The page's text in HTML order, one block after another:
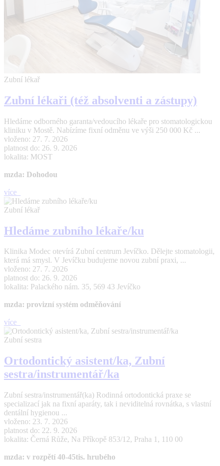
Zubní lékař
Zubní lékaři (též absolventi a zástupy)
Hledáme odborného garanta/vedoucího lékaře pro stomatologickou
kliniku v Mostě. Nabízíme fixní odměnu ve výši 250 000 Kč ...
vloženo: 27. 7. 2026
platnost do: 26. 9. 2026
lokalita: MOST
mzda: Dohodou
více
Zubní lékař
Hledáme zubního lékaře/ku
Klinika Modec otevírá Zubní centrum Jevíčko. Dělejte stomatologii,
která má smysl. V Jevíčku budujeme novou zubní praxi, ...
vloženo: 27. 7. 2026
platnost do: 26. 9. 2026
lokalita: Palackého nám. 35, 569 43 Jevíčko
mzda: provizní systém odměňování
více
Zubní sestra
Ortodontický asistent/ka, Zubní
sestra/instrumentář/ka
Zubní sestra/instrumentář(ka) Rodinná ortodontická praxe se
specializací jak na fixní aparáty, tak i neviditelná rovnátka, s vlastní
dentální hygienou ...
vloženo: 23. 7. 2026
platnost do: 22. 9. 2026
lokalita: Černá Růže, Na Příkopě 853/12, Praha 1, 110 00
mzda: v rozpětí 40-45tis. hrubého